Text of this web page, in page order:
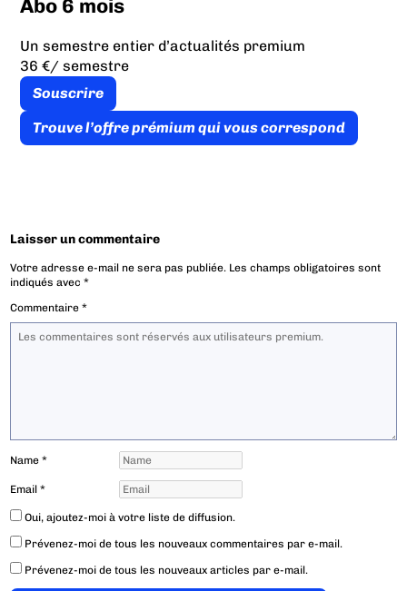
Abo 6 mois
Un semestre entier d’actualités premium
36 €/ semestre
Souscrire
Trouve l’offre prémium qui vous correspond
Laisser un commentaire
Votre adresse e-mail ne sera pas publiée. Les champs obligatoires sont
indiqués avec*
Commentaire*
Name*
Email*
Oui, ajoutez-moi à votre liste de diffusion.
Prévenez-moi de tous les nouveaux commentaires par e-mail.
Prévenez-moi de tous les nouveaux articles par e-mail.